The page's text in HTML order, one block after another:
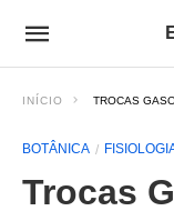
INÍCIO TROCAS
BOTÂNICA
Trocas